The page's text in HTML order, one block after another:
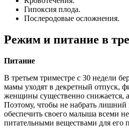
Гипоксия плода.
Послеродовые осложнения.
Режим и питание в
Питание
В третьем триместре с 30 недели
мамы уходят в декретный отпуск,
женщины существенно снижается, а
Поэтому, чтобы не набрать лишний
обеспечить своего малыша всеми
питательными веществами для его